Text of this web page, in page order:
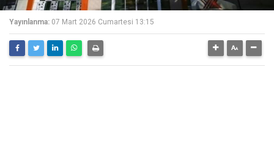
Yayınlanma: 07 Mart 2026 Cumartesi 13:15